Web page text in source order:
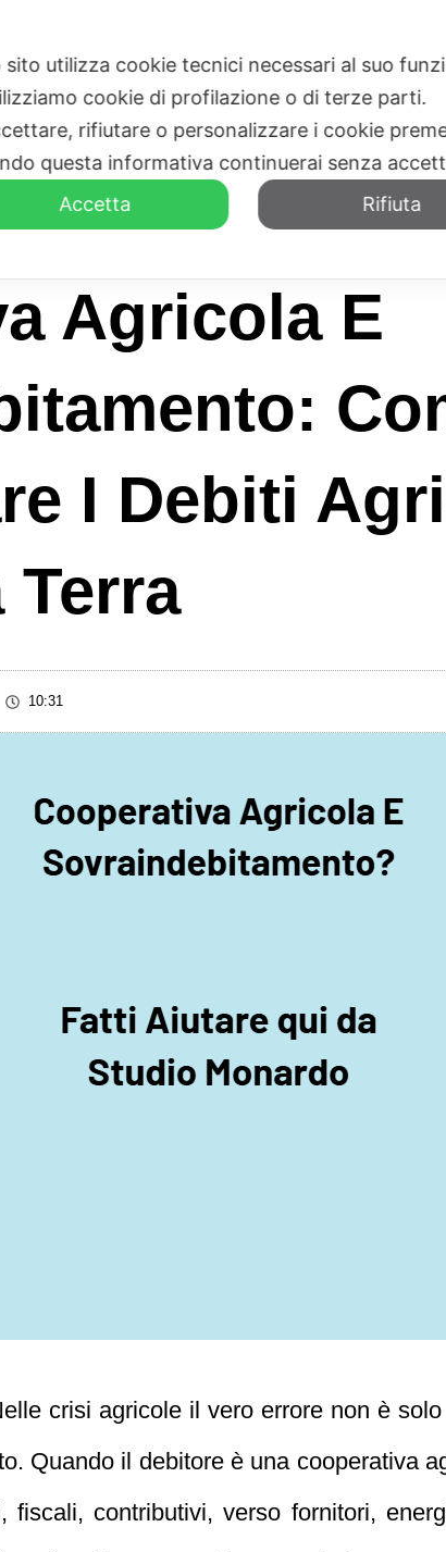
HOME CHI SIAMO
Agricola E
I Debiti
Terra
10:31
crisi agricole il vero errore non è
Quando il debitore è una cooperativa
fiscali, contributivi, verso fornitori,
sito utilizza cookie tecnici necessari al suo
cookie di profilazione o di terze parti.
rifiutare o personalizzare i cookie
questa informativa continuerai senza
Accetta
Rifiuta